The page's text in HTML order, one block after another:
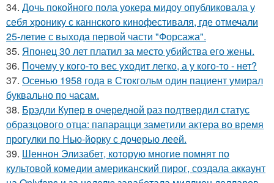
34. Дочь покойного пола уокера мидоу опубликовала у
себя хронику с каннского кинофестиваля, где отмечали
25-летие с выхода первой части "Форсажа".
35. Японец 30 лет платил за место убийства его жены.
36. Почему у кого-то вес уходит легко, а у кого-то - нет?
37. Осенью 1958 года в Стокгольм один пациент умирал
буквально по часам.
38. Брэдли Купер в очередной раз подтвердил статус
образцового отца: папарацци заметили актера во время
прогулки по Нью-йорку с дочерью леей.
39. Шеннон Элизабет, которую многие помнят по
культовой комедии американский пирог, создала аккаунт